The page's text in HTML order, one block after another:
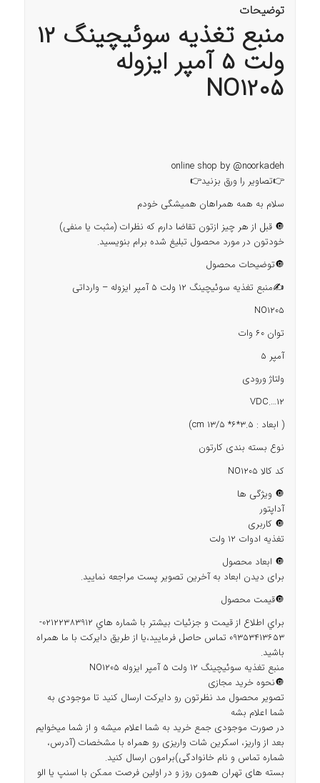
توضیحات
منبع تغذیه سوئیچینگ 12
ولت 5 آمپر ایزوله
NO1205
online shop by @noorkadeh
👉تصاویر را ورق بزنید👉
سلام به همه همراهان همیشگی خودم
🔘 قبل از هر چیز ازتون تقاضا دارم که نظرات (مثبت یا منفی)
خودتون در مورد محصول تبلیغ شده برام بنویسید.
🔘توضیحات محصول
✍️منبع تغذیه سوئیچینگ 12 ولت 5 آمپر ایزوله – وارداتی
NO1205
توان 60 وات
آمپر 5
ولتاژ ورودی
12….VDC
( ابعاد : cm 13/5 *6*3.5)
نوع بسته بندی کارتون
کد کالا NO1205
🔘 ویژگی ها
آداپتور
🔘 کاربری
تغذیه ادوات ۱۲ ولت
🔘 ابعاد محصول
برای دیدن ابعاد به آخرین تصویر پست مراجعه نمایید.
🔘قیمت محصول
براي اطلاع از قيمت و جزئيات بيشتر با شماره هاي 02122383912-
09353413653 تماس حاصل فرماييد،يا از طريق دايركت با ما همراه
باشيد.
منبع تغذیه سوئیچینگ 12 ولت 5 آمپر ایزوله NO1205
🔘نحوه خرید مجازی
تصویر محصول مد نظرتون رو دایرکت ارسال کنید تا موجودی به
شما اعلام بشه
در صورت موجودی جمع خرید به شما اعلام میشه و از شما میخوایم
بعد از واریز، اسکرین شات واریزی رو همراه با مشخصات (آدرس،
شماره تماس و نام خانوادگی)برامون ارسال کنید.
بسته های تهران همون روز و در اولین فرصت ممکن با اسنپ یا الو